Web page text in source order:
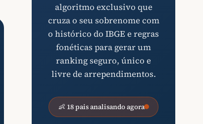
algoritmo exclusivo que
cruza o seu sobrenome com
o histórico do IBGE e regras
fonéticas para gerar um
ranking seguro, único e
livre de arrependimentos.
👶 18 pais analisando agora